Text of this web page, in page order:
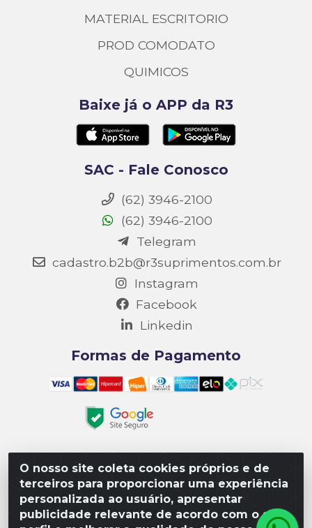
O nosso site coleta cookies próprios e de
terceiros para proporcionar uma experiência
personalizada ao usuário, apresentar
publicidade relevante de acordo com o seu
MATERIAL ESCRITORIO
PROD COMODATO
QUIMICOS
Baixe já o APP da R3
SAC - Fale Conosco
(62) 3946-2100
(62) 3946-2100
Telegram
cadastro.b2b@r3suprimentos.com.br
Instagram
Facebook
Linkedin
Formas de Pagamento
Matriz R3 Suprimentos - Rua 14, Polo Empresarial Goiás
– Etapa III, Quadra: 15; Lote 04, Aparecida de
Goiânia/GO, CEP 74985-182. - CNPJ 10.641.901/0001-16